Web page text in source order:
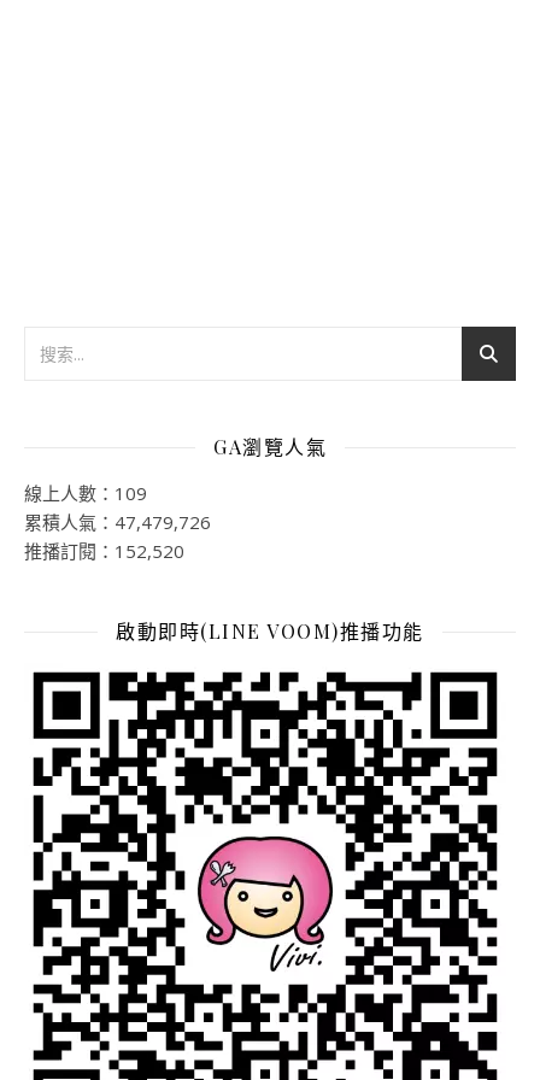
GA瀏覽人氣
線上人數：109
累積人氣：47,479,726
推播訂閱：152,520
啟動即時(LINE VOOM)推播功能